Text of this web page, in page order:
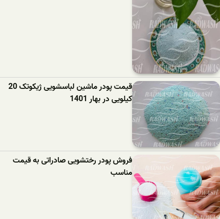
قیمت پودر ماشین لباسشویی ژیکوتک 20
کیلویی در بهار 1401
فروش پودر رختشویی صادراتی به قیمت
مناسب